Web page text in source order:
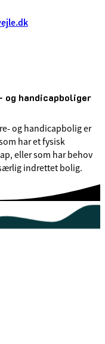
handicapboliger
og handicapbolig er
har et fysisk
eller som har behov
indrettet bolig.